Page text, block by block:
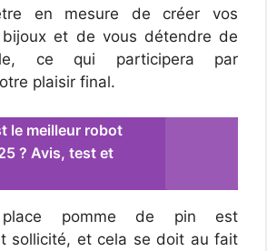
en mesure de créer vos
bijoux et de vous détendre de
ce qui participera par
plaisir final.
le meilleur robot
? Avis, test et
pomme de pin est
sollicité, et cela se doit au fait